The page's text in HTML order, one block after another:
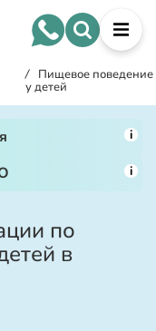
/ Пищевое поведение
у детей
i
i
по
в